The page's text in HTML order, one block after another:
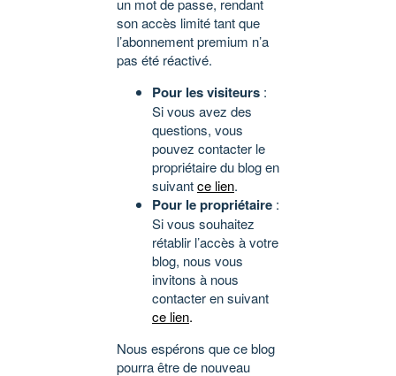
un mot de passe, rendant
son accès limité tant que
l’abonnement premium n’a
pas été réactivé.
Pour les visiteurs :
Si vous avez des
questions, vous
pouvez contacter le
propriétaire du blog en
suivantce lien.
Pour le propriétaire :
Si vous souhaitez
rétablir l’accès à votre
blog, nous vous
invitons à nous
contacter en suivant
ce lien.
Nous espérons que ce blog
pourra être de nouveau